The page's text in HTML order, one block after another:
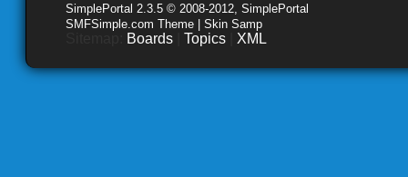
SimplePortal 2.3.5 © 2008-2012, SimplePortal
SMFSimple.com Theme | Skin Samp
Boards Topics XML